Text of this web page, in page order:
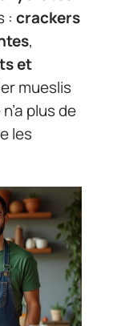
: crackers
,
et
mueslis
plus de
les